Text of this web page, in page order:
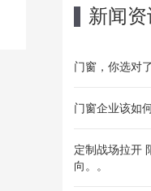
新闻资
门窗，你选对
门窗企业该如
定制战场拉开
向。。